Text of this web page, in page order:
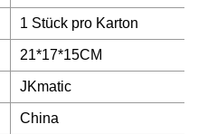
1 Stück pro Karton
21*17*15CM
JKmatic
China